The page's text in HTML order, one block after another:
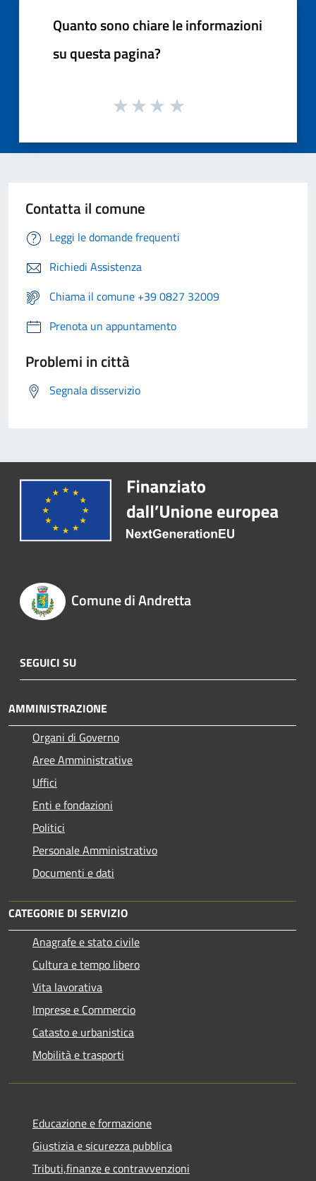
Quanto sono chiare le informazioni
su questa pagina?
Contatta il comune
Leggi le domande frequenti
Richiedi Assistenza
Chiama il comune +39 0827 32009
Prenota un appuntamento
Problemi in città
Segnala disservizio
Comune di Andretta
SEGUICI SU
AMMINISTRAZIONE
Organi di Governo
Aree Amministrative
Uffici
Enti e fondazioni
Politici
Personale Amministrativo
Documenti e dati
CATEGORIE DI SERVIZIO
Anagrafe e stato civile
Cultura e tempo libero
Vita lavorativa
Imprese e Commercio
Catasto e urbanistica
Mobilità e trasporti
Educazione e formazione
Giustizia e sicurezza pubblica
Tributi,finanze e contravvenzioni